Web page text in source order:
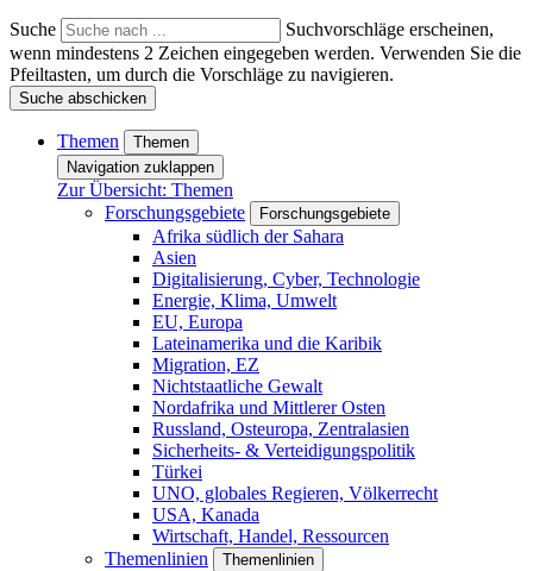
Suche
Suchvorschläge erscheinen,
wenn mindestens 2 Zeichen eingegeben werden. Verwenden Sie die
Pfeiltasten, um durch die Vorschläge zu navigieren.
Suche abschicken
Themen
Themen
Navigation zuklappen
Zur Übersicht: Themen
Forschungsgebiete
Forschungsgebiete
Afrika südlich der Sahara
Asien
Digitalisierung, Cyber, Technologie
Energie, Klima, Umwelt
EU, Europa
Lateinamerika und die Karibik
Migration, EZ
Nichtstaatliche Gewalt
Nordafrika und Mittlerer Osten
Russland, Osteuropa, Zentralasien
Sicherheits- & Verteidigungspolitik
Türkei
UNO, globales Regieren, Völkerrecht
USA, Kanada
Wirtschaft, Handel, Ressourcen
Themenlinien
Themenlinien